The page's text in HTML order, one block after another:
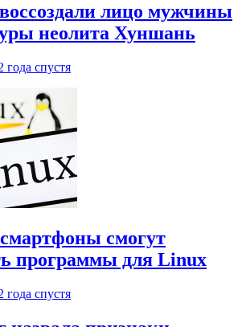
лицо мужчины
неолита Хуншань
года спустя
смогут
программы для Linux
года спустя